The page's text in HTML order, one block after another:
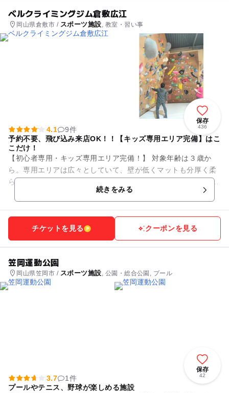
ベルクライミングジム倉敷広江
岡山県倉敷市 / スポーツ施設 , 教室・習い事
保存
436
4.1
9件
予約不要、飛び込み来店OK！！【キッズ専用エリア完備】はこ
こだけ！
【初心者専用・キッズ専用エリア完備！】 対象年齢は３歳か
ら。専用エリアは広々としていて、壁が低くマットも分厚く柔
らかいから怖くない！ 専用エリアには年齢に合わせて遊べるコ
続きをみる
チケットを見る クーポンを見る
笠岡運動公園
岡山県笠岡市 / スポーツ施設, 公園・総合公園, プール
保存
42
3.7
1件
プールやテニス、野球が楽しめる施設